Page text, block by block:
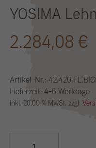
YOSIMA
2.284,08 €
Artikel-Nr.:
Lieferzeit: 4-6 Werktage
Inkl. 20.00 % MwSt. zzgl.